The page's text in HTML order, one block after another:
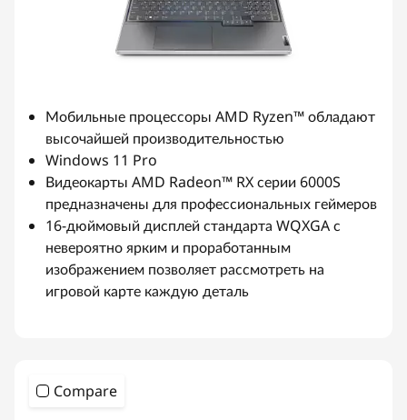
Мобильные процессоры AMD Ryzen™ обладают
высочайшей производительностью
Windows 11 Pro
Видеокарты AMD Radeon™ RX серии 6000S
предназначены для профессиональных геймеров
16-дюймовый дисплей стандарта WQXGA с
невероятно ярким и проработанным
изображением позволяет рассмотреть на
игровой карте каждую деталь
Compare